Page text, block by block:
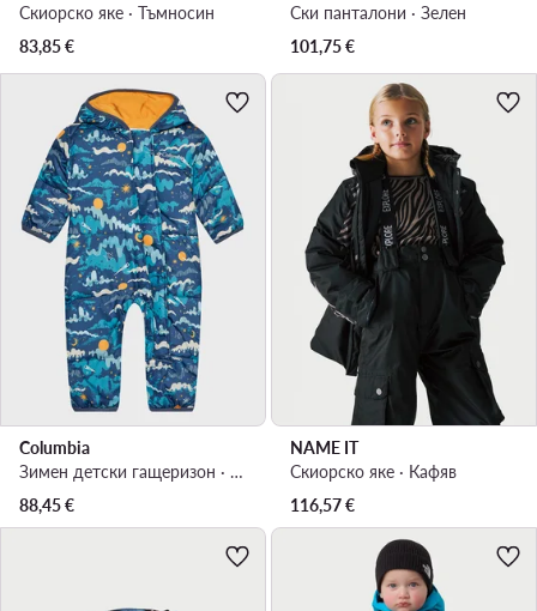
Скиорско яке · Тъмносин
83,85€
Ски панталони · Зелен
101,75€
Columbia
Зимен детски гащеризон · Син
88,45€
NAME IT
Скиорско яке · Кафяв
116,57€